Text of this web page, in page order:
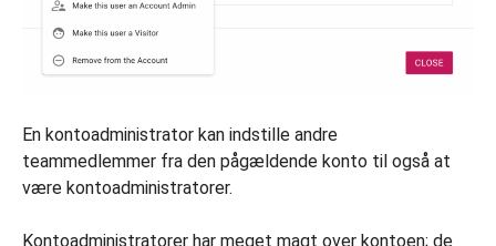
En kontoadministrator kan indstille andre
teammedlemmer fra den pågældende konto til også at
være kontoadministratorer.
Kontoadministratorer har meget magt over kontoen; de